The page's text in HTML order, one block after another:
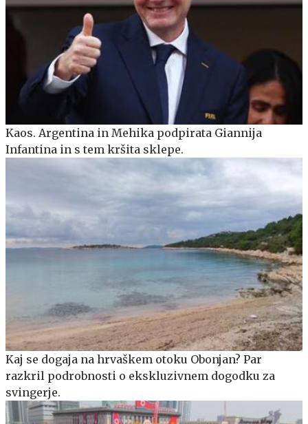
Kaos. Argentina in Mehika podpirata Giannija
Infantina in s tem kršita sklepe.
Kaj se dogaja na hrvaškem otoku Obonjan? Par
razkril podrobnosti o ekskluzivnem dogodku za
svingerje.